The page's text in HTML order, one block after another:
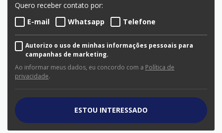
Quero receber contato por:
E-mail
Whatsapp Telefone
Autorizo o uso de minhas informações pessoais para
campanhas de marketing.
Ao informar meus dados, eu concordo com a Política de
privacidade.
ESTOU INTERESSADO